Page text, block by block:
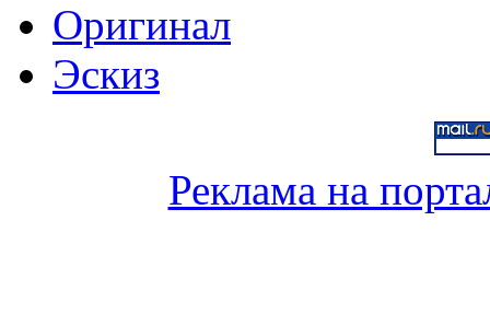
Оригинал
Эскиз
Реклама на